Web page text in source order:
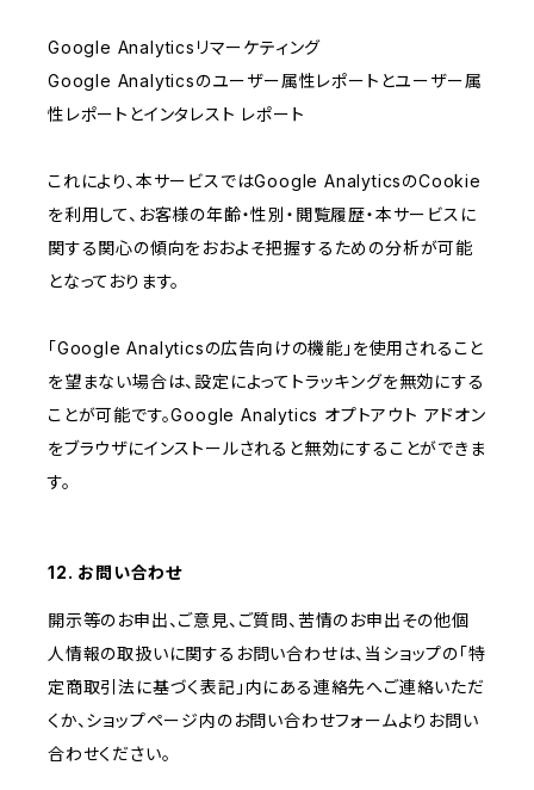
Google Analyticsリマーケティング
Google Analyticsのユーザー属性レポートとユーザー属
性レポートとインタレスト レポート
これにより、本サービスではGoogle AnalyticsのCookie
を利用して、お客様の年齢・性別・閲覧履歴・本サービスに
関する関心の傾向をおおよそ把握するための分析が可能
となっております。
「Google Analyticsの広告向けの機能」を使用されること
を望まない場合は、設定によってトラッキングを無効にする
ことが可能です。Google Analytics オプトアウト アドオン
をブラウザにインストールされると無効にすることができま
す。
12. お問い合わせ
開示等のお申出、ご意見、ご質問、苦情のお申出その他個
人情報の取扱いに関するお問い合わせは、当ショップの「特
定商取引法に基づく表記」内にある連絡先へご連絡いただ
くか、ショップページ内のお問い合わせフォームよりお問い
合わせください。